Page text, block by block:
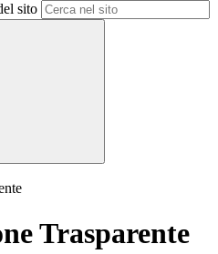
sito
Trasparente